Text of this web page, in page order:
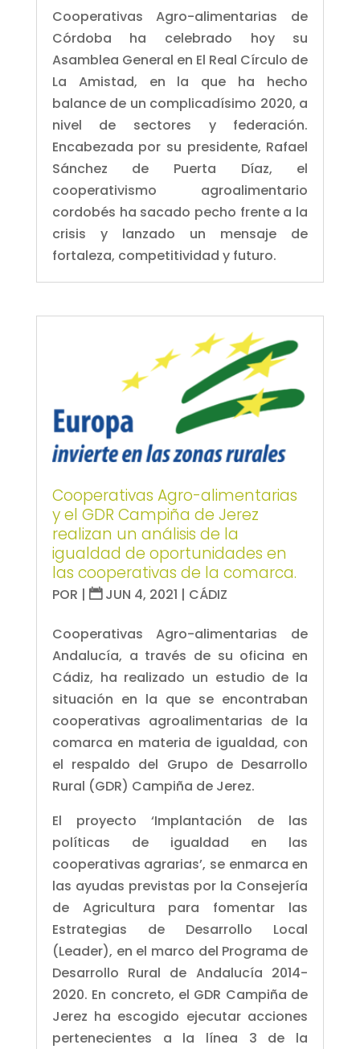
Cooperativas Agro-alimentarias de
Córdoba ha celebrado hoy su
Asamblea General en El Real Círculo de
La Amistad, en la que ha hecho
balance de un complicadísimo 2020, a
nivel de sectores y federación.
Encabezada por su presidente, Rafael
Sánchez de Puerta Díaz, el
cooperativismo agroalimentario
cordobés ha sacado pecho frente a la
crisis y lanzado un mensaje de
fortaleza, competitividad y futuro.
Cooperativas Agro-alimentarias
y el GDR Campiña de Jerez
realizan un análisis de la
igualdad de oportunidades en
las cooperativas de la comarca.
POR | JUN 4, 2021 | CÁDIZ
Cooperativas Agro-alimentarias de
Andalucía, a través de su oficina en
Cádiz, ha realizado un estudio de la
situación en la que se encontraban
cooperativas agroalimentarias de la
comarca en materia de igualdad, con
el respaldo del Grupo de Desarrollo
Rural (GDR) Campiña de Jerez.
El proyecto ‘Implantación de las
políticas de igualdad en las
cooperativas agrarias’, se enmarca en
las ayudas previstas por la Consejería
de Agricultura para fomentar las
Estrategias de Desarrollo Local
(Leader), en el marco del Programa de
Desarrollo Rural de Andalucía 2014-
2020. En concreto, el GDR Campiña de
Jerez ha escogido ejecutar acciones
pertenecientes a la línea 3 de la